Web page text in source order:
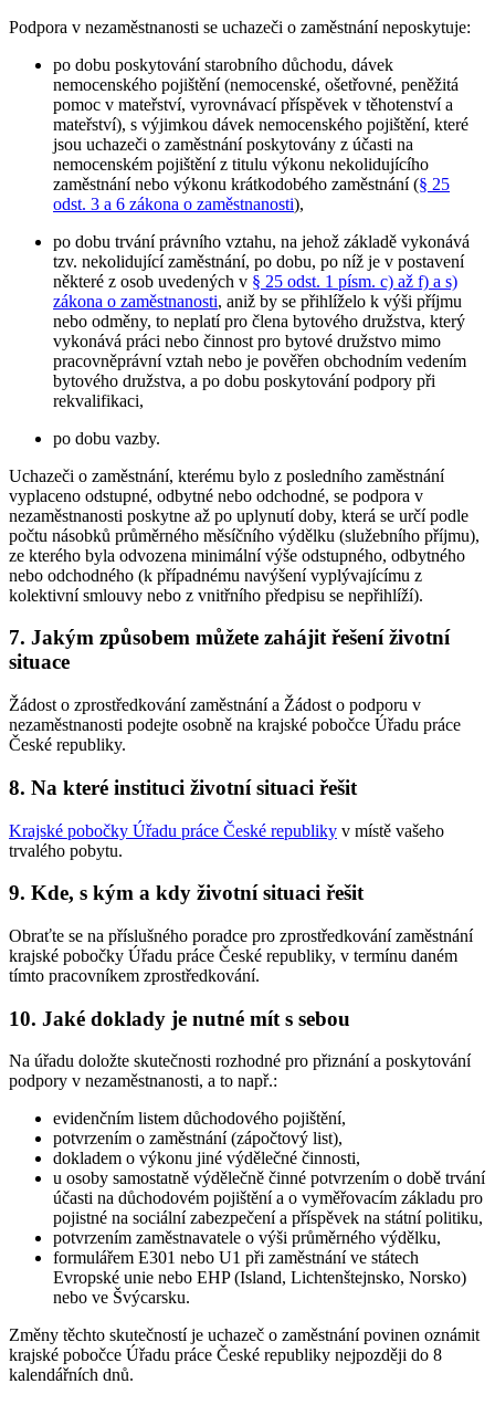
Podpora v nezaměstnanosti se uchazeči o zaměstnání neposkytuje:
po dobu poskytování starobního důchodu, dávek
nemocenského pojištění (nemocenské, ošetřovné, peněžitá
pomoc v mateřství, vyrovnávací příspěvek v těhotenství a
mateřství), s výjimkou dávek nemocenského pojištění, které
jsou uchazeči o zaměstnání poskytovány z účasti na
nemocenském pojištění z titulu výkonu nekolidujícího
zaměstnání nebo výkonu krátkodobého zaměstnání (§ 25
odst. 3 a 6 zákona o zaměstnanosti),
po dobu trvání právního vztahu, na jehož základě vykonává
tzv. nekolidující zaměstnání, po dobu, po níž je v postavení
některé z osob uvedených v § 25 odst. 1 písm. c) až f) a s)
zákona o zaměstnanosti, aniž by se přihlíželo k výši příjmu
nebo odměny, to neplatí pro člena bytového družstva, který
vykonává práci nebo činnost pro bytové družstvo mimo
pracovněprávní vztah nebo je pověřen obchodním vedením
bytového družstva, a po dobu poskytování podpory při
rekvalifikaci,
po dobu vazby.
Uchazeči o zaměstnání, kterému bylo z posledního zaměstnání
vyplaceno odstupné, odbytné nebo odchodné, se podpora v
nezaměstnanosti poskytne až po uplynutí doby, která se určí podle
počtu násobků průměrného měsíčního výdělku (služebního příjmu),
ze kterého byla odvozena minimální výše odstupného, odbytného
nebo odchodného (k případnému navýšení vyplývajícímu z
kolektivní smlouvy nebo z vnitřního předpisu se nepřihlíží).
7. Jakým způsobem můžete zahájit řešení životní
situace
Žádost o zprostředkování zaměstnání a Žádost o podporu v
nezaměstnanosti podejte osobně na krajské pobočce Úřadu práce
České republiky.
8. Na které instituci životní situaci řešit
Krajské pobočky Úřadu práce České republiky v místě vašeho
trvalého pobytu.
9. Kde, s kým a kdy životní situaci řešit
Obraťte se na příslušného poradce pro zprostředkování zaměstnání
krajské pobočky Úřadu práce České republiky, v termínu daném
tímto pracovníkem zprostředkování.
10. Jaké doklady je nutné mít s sebou
Na úřadu doložte skutečnosti rozhodné pro přiznání a poskytování
podpory v nezaměstnanosti, a to např.:
evidenčním listem důchodového pojištění,
potvrzením o zaměstnání (zápočtový list),
dokladem o výkonu jiné výdělečné činnosti,
u osoby samostatně výdělečně činné potvrzením o době trvání
účasti na důchodovém pojištění a o vyměřovacím základu pro
pojistné na sociální zabezpečení a příspěvek na státní politiku,
potvrzením zaměstnavatele o výši průměrného výdělku,
formulářem E301 nebo U1 při zaměstnání ve státech
Evropské unie nebo EHP (Island, Lichtenštejnsko, Norsko)
nebo ve Švýcarsku.
Změny těchto skutečností je uchazeč o zaměstnání povinen oznámit
krajské pobočce Úřadu práce České republiky nejpozději do 8
kalendářních dnů.